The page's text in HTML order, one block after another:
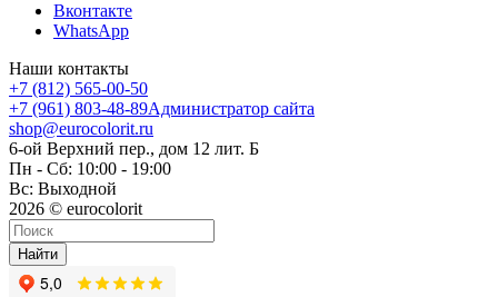
Вконтакте
WhatsApp
Наши контакты
+7 (812) 565-00-50
+7 (961) 803-48-89Администратор сайта
shop@eurocolorit.ru
6-ой Верхний пер., дом 12 лит. Б
Пн - Сб: 10:00 - 19:00
Вс: Выходной
2026 © eurocolorit
Найти